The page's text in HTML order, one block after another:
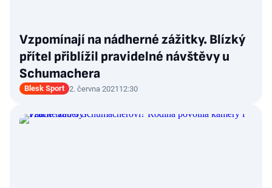
Vzpomínají na nádherné zážitky. Blízký
přítel přiblížil pravidelné návštěvy u
Schumachera
Blesk Sport 2. června 2021 12:30